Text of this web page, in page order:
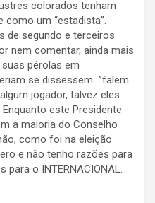
colorados tenham
como um “estadista”.
de segundo e terceiros
nem comentar, ainda mais
pérolas em
se dissessem…”falem
jogador, talvez eles
este Presidente
a maioria do Conselho
como foi na eleição
e não tenho razões para
para o INTERNACIONAL.